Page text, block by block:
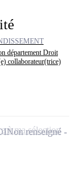
département Droit
collaborateur(trice)
Non renseigné
à ma sélection